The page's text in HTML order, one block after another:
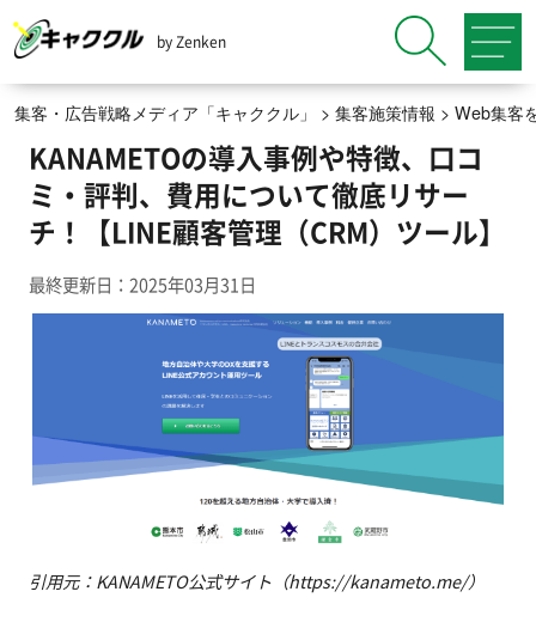
by Zenken
集客・広告戦略メディア「キャククル」 > 集客施策情報 > Web集客
KANAMETOの導入事例や特徴、口コ
ミ・評判、費用について徹底リサー
チ！【LINE顧客管理（CRM）ツール】
最終更新日：2025年03月31日
引用元：KANAMETO公式サイト（https://kanameto.me/）